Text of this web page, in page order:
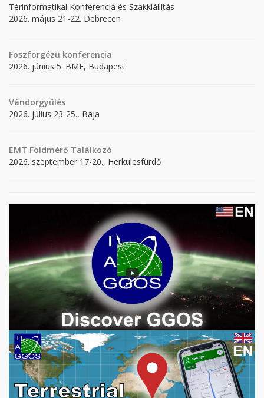
Térinformatikai Konferencia és Szakkiállítás
2026. május 21-22. Debrecen
Foszforgézu konferencia
2026. június 5. BME, Budapest
Vándorgyűlés
2026. július 23-25., Baja
EMT Földmérő Találkozó
2026. szeptember 17-20., Herkulesfürdő